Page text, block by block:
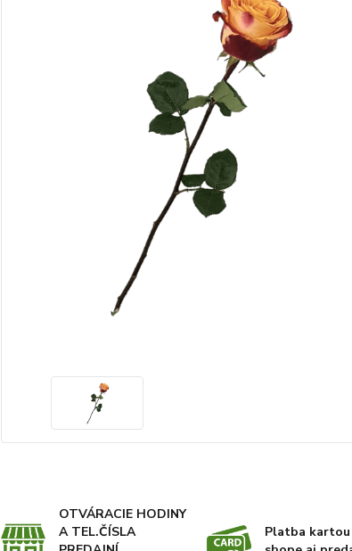
OTVÁRACIE HODINY
A TEL.ČÍSLA
Platba kartou